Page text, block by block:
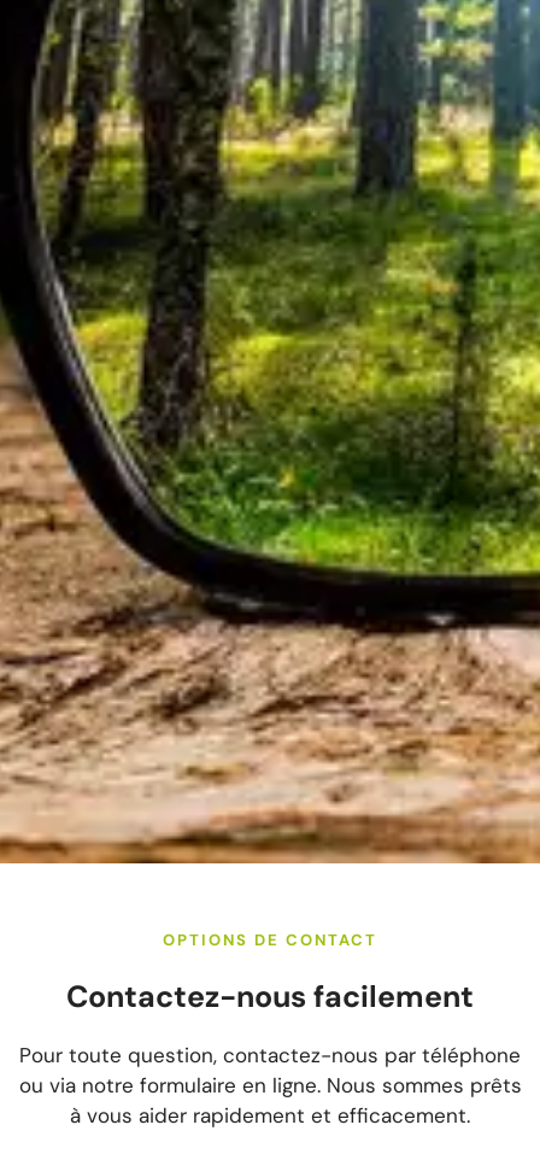
OPTIONS DE CONTACT
Contactez-nous facilement
Pour toute question, contactez-nous par téléphone
ou via notre formulaire en ligne. Nous sommes prêts
à vous aider rapidement et efficacement.